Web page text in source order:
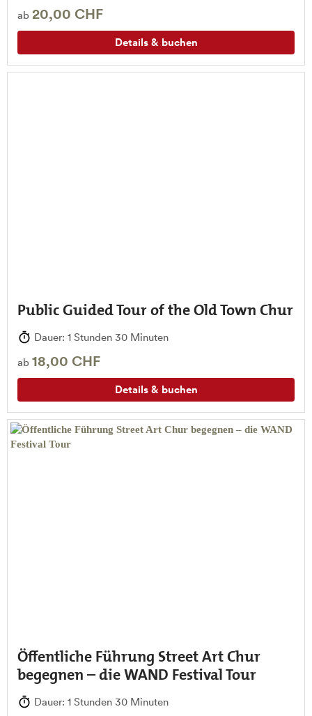
ab 20,00 CHF
Details & buchen
Public Guided Tour of the Old Town Chur
Dauer: 1 Stunden 30 Minuten
ab 18,00 CHF
Details & buchen
Öffentliche Führung Street Art Chur
begegnen – die WAND Festival Tour
Dauer: 1 Stunden 30 Minuten